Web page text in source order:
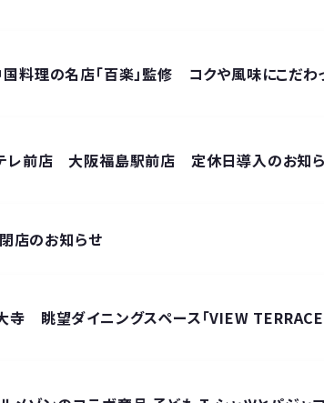
国料理の名店「百楽」監修 コクや風味にこだ
レ前店 大阪福島駅前店 定休日導入のお知
店のお知らせ
眺望ダイニングスペース「VIEW TERRACE